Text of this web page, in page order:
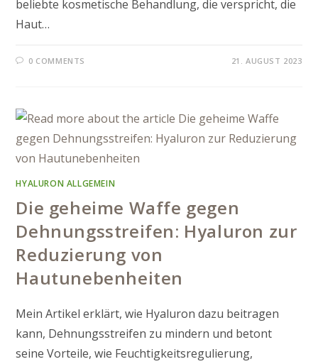
beliebte kosmetische Behandlung, die verspricht, die
Haut…
0 COMMENTS 21. AUGUST 2023
HYALURON ALLGEMEIN
Die geheime Waffe gegen
Dehnungsstreifen: Hyaluron zur
Reduzierung von
Hautunebenheiten
Mein Artikel erklärt, wie Hyaluron dazu beitragen
kann, Dehnungsstreifen zu mindern und betont
seine Vorteile, wie Feuchtigkeitsregulierung,